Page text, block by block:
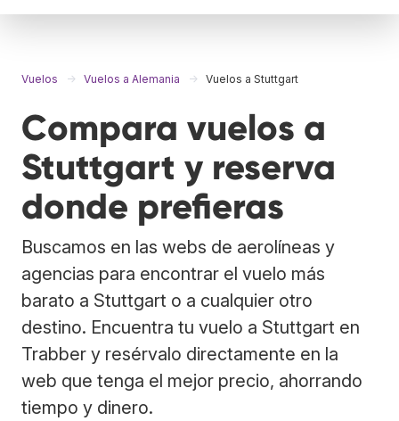
Vuelos Vuelos a Alemania Vuelos a Stuttgart
Compara vuelos a
Stuttgart y reserva
donde prefieras
Buscamos en las webs de aerolíneas y
agencias para encontrar el vuelo más
barato a Stuttgart o a cualquier otro
destino. Encuentra tu vuelo a Stuttgart en
Trabber y resérvalo directamente en la
web que tenga el mejor precio, ahorrando
tiempo y dinero.